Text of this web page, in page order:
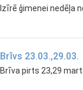
Izīrē ģimenei nedēļa
Brīvs 23.03.,29.03.
Brīva pirts 23,29